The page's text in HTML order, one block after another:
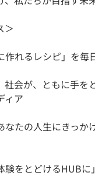
＞
作れるレシピ」を
社会が、ともに手
ィア
なたの人生にきっ
験をとどけるHUB